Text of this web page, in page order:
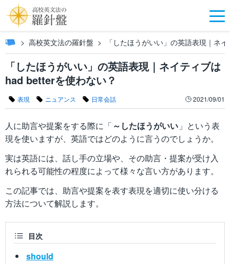
高校英文法の羅針盤 「したほうがいい」の英語表現｜ネ
「したほうがいい」の英語表現｜ネイティブは
had betterを使わない？
表現 ニュアンス 日常会話 2021/09/01
人に助言や提案をする際に「 ～したほうがいい 」という表
現を使いますが、英語ではどのように言うのでしょうか。
実は英語には、話し手の立場や、その助言・提案が受け入
れられる可能性の程度によって様々な言い方があります。
この記事では、助言や提案を表す表現を適切に使い分ける
方法について解説します。
目次
should